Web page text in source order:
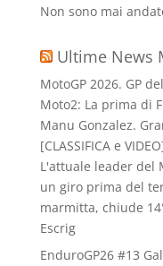
Non sono mai
Ultime News
MotoGP 2026. GP
Moto2: La prima di
Manu Gonzalez.
[CLASSIFICA e
L'attuale leader del
un giro prima del
marmitta, chiude
Escrig
EnduroGP26 #13